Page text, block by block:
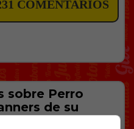
COMENTARIOS
sobre Perro
de su